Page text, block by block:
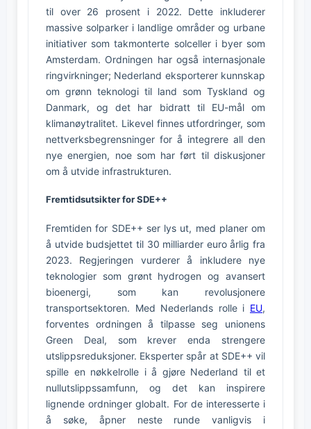
til over 26 prosent i 2022. Dette inkluderer
massive solparker i landlige områder og urbane
initiativer som takmonterte solceller i byer som
Amsterdam. Ordningen har også internasjonale
ringvirkninger; Nederland eksporterer kunnskap
om grønn teknologi til land som Tyskland og
Danmark, og det har bidratt til EU-mål om
klimanøytralitet. Likevel finnes utfordringer, som
nettverksbegrensninger for å integrere all den
nye energien, noe som har ført til diskusjoner
om å utvide infrastrukturen.
Fremtidsutsikter for SDE++
Fremtiden for SDE++ ser lys ut, med planer om
å utvide budsjettet til 30 milliarder euro årlig fra
2023. Regjeringen vurderer å inkludere nye
teknologier som grønt hydrogen og avansert
bioenergi, som kan revolusjonere
transportsektoren. Med Nederlands rolle i EU,
forventes ordningen å tilpasse seg unionens
Green Deal, som krever enda strengere
utslippsreduksjoner. Eksperter spår at SDE++ vil
spille en nøkkelrolle i å gjøre Nederland til et
nullutslippssamfunn, og det kan inspirere
lignende ordninger globalt. For de interesserte i
å søke, åpner neste runde vanligvis i